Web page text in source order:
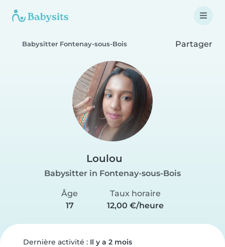
Babysitter Fontenay-sous-Bois Partager
Loulou
Babysitter in Fontenay-sous-Bois
Âge
17
Taux horaire
12,00 €/heure
Dernière activité : Il y a 2 mois